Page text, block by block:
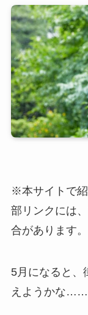
※本サイトで
部リンクには
合があります。
5月になると、
えようかな……